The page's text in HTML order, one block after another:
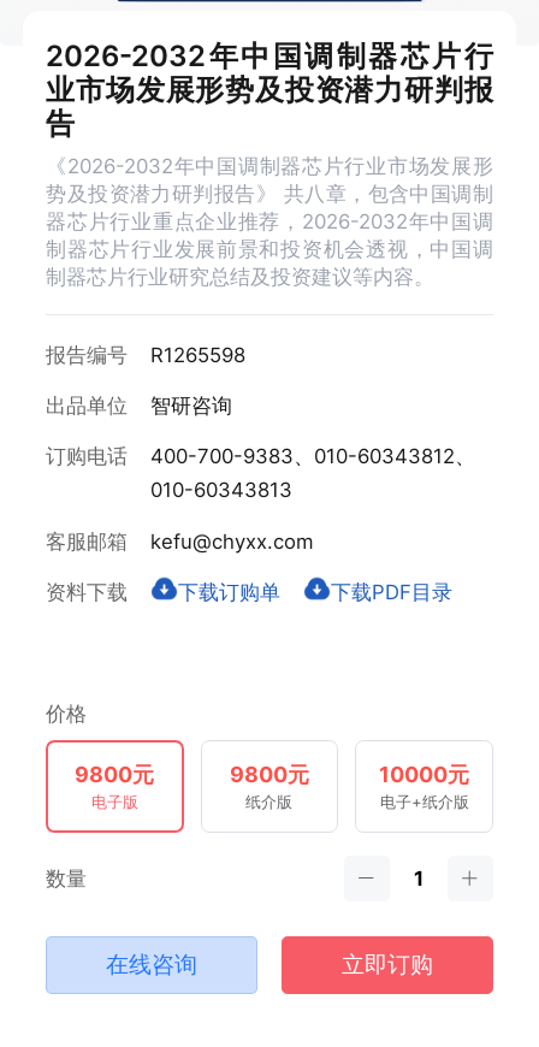
2026-2032年中国调制器芯片行
业市场发展形势及投资潜力研判报
告
《2026-2032年中国调制器芯片行业市场发展形
势及投资潜力研判报告》 共八章，包含中国调制
器芯片行业重点企业推荐，2026-2032年中国调
制器芯片行业发展前景和投资机会透视，中国调
制器芯片行业研究总结及投资建议等内容。
报告编号 R1265598
出品单位 智研咨询
订购电话
400-700-9383、010-60343812、
010-60343813
客服邮箱 kefu@chyxx.com
资料下载 下载订购单 下载PDF目录
价格
9800元
电子版
9800元
纸介版
10000元
电子+纸介版
数量
在线咨询 立即订购